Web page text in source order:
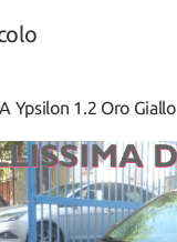
Ypsilon 1.2 Oro Giallo